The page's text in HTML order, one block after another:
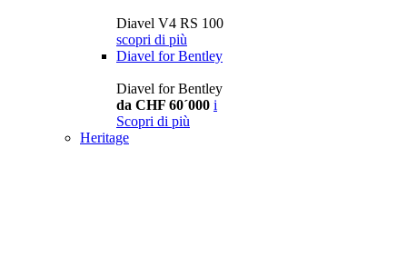
Diavel V4 RS 100
scopri di più
Diavel for Bentley
Diavel for Bentley
da CHF 60´000 i
Scopri di più
Heritage